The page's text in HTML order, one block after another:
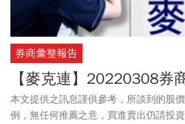
券商彙整報告
【麥克連】20220308券
本文提供之訊息謹供參考，所談到的股
例，無任何推薦之意，買進賣出仍請投